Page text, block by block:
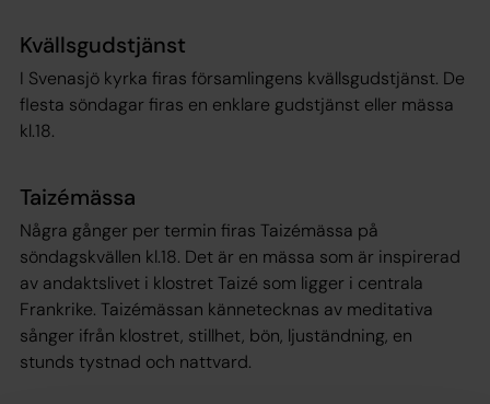
Kvällsgudstjänst
I Svenasjö kyrka firas församlingens kvällsgudstjänst. De
flesta söndagar firas en enklare gudstjänst eller mässa
kl.18.
Taizémässa
Några gånger per termin firas Taizémässa på
söndagskvällen kl.18. Det är en mässa som är inspirerad
av andaktslivet i klostret Taizé som ligger i centrala
Frankrike. Taizémässan kännetecknas av meditativa
sånger ifrån klostret, stillhet, bön, ljuständning, en
stunds tystnad och nattvard.